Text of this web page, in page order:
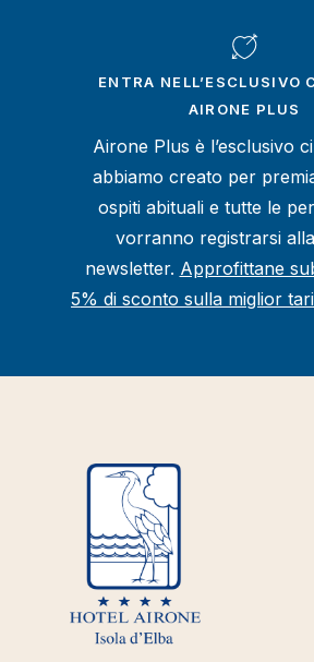
ENTRA NELL’ESCLUSIVO
AIRONE PLUS
Airone Plus è l’esclusivo
abbiamo creato per
ospiti abituali e tutte le
vorranno registrarsi
newsletter. Approfittane
5% di sconto sulla miglior